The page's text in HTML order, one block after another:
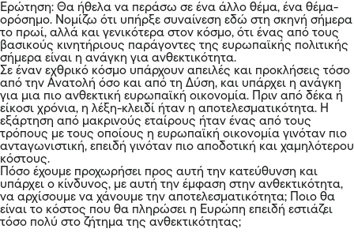
Ερώτηση: Θα ήθελα να περάσω σε ένα άλλο θέμα, ένα θέμα-
ορόσημο. Νομίζω ότι υπήρξε συναίνεση εδώ στη σκηνή σήμερα
το πρωί, αλλά και γενικότερα στον κόσμο, ότι ένας από τους
βασικούς κινητήριους παράγοντες της ευρωπαϊκής πολιτικής
σήμερα είναι η ανάγκη για ανθεκτικότητα.
Σε έναν εχθρικό κόσμο υπάρχουν απειλές και προκλήσεις τόσο
από την Ανατολή όσο και από τη Δύση, και υπάρχει η ανάγκη
για μια πιο ανθεκτική ευρωπαϊκή οικονομία. Πριν από δέκα ή
είκοσι χρόνια, η λέξη-κλειδί ήταν η αποτελεσματικότητα. Η
εξάρτηση από μακρινούς εταίρους ήταν ένας από τους
τρόπους με τους οποίους η ευρωπαϊκή οικονομία γινόταν πιο
ανταγωνιστική, επειδή γινόταν πιο αποδοτική και χαμηλότερου
κόστους.
Πόσο έχουμε προχωρήσει προς αυτή την κατεύθυνση και
υπάρχει ο κίνδυνος, με αυτή την έμφαση στην ανθεκτικότητα,
να αρχίσουμε να χάνουμε την αποτελεσματικότητα; Ποιο θα
είναι το κόστος που θα πληρώσει η Ευρώπη επειδή εστιάζει
τόσο πολύ στο ζήτημα της ανθεκτικότητας;